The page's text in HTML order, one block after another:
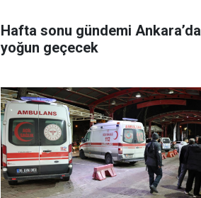
Hafta sonu gündemi Ankara’da
yoğun geçecek